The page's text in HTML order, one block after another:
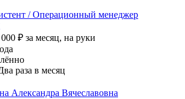
/ Операционный менеджер
₽ за месяц, на руки
раза в месяц
Александра Вячеславовна